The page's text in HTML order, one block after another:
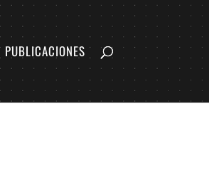
PUBLICACIONES